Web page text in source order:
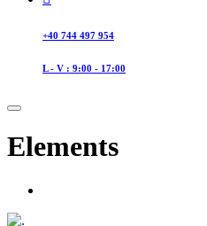
+40 744 497 954
L - V : 9:00 - 17:00
Elements